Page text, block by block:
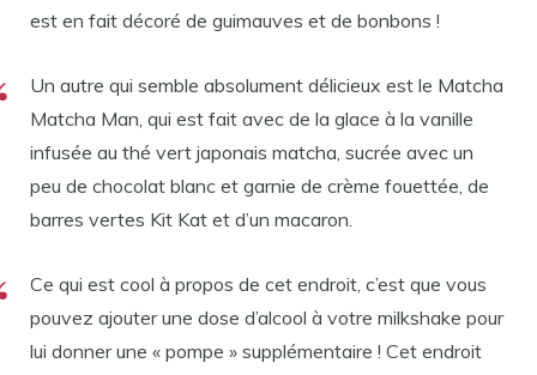
est en fait décoré de guimauves et de bonbons !
Un autre qui semble absolument délicieux est le Matcha
Matcha Man, qui est fait avec de la glace à la vanille
infusée au thé vert japonais matcha, sucrée avec un
peu de chocolat blanc et garnie de crème fouettée, de
barres vertes Kit Kat et d’un macaron.
Ce qui est cool à propos de cet endroit, c’est que vous
pouvez ajouter une dose d’alcool à votre milkshake pour
lui donner une « pompe » supplémentaire ! Cet endroit